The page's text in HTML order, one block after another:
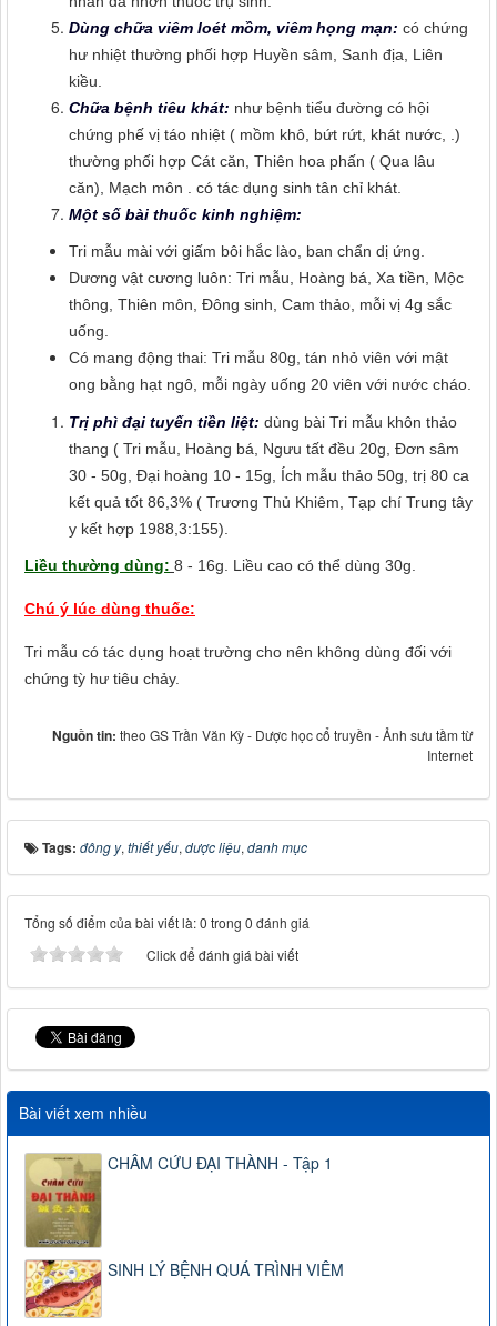
Dùng chữa viêm loét mồm, viêm họng mạn: có chứng
hư nhiệt thường phối hợp Huyền sâm, Sanh địa, Liên
kiều.
Chữa bệnh tiêu khát: như bệnh tiểu đường có hội
chứng phế vị táo nhiệt ( mồm khô, bứt rứt, khát nước, .)
thường phối hợp Cát căn, Thiên hoa phấn ( Qua lâu
căn), Mạch môn . có tác dụng sinh tân chỉ khát.
Một số bài thuốc kinh nghiệm:
Tri mẫu mài với giấm bôi hắc lào, ban chẩn dị ứng.
Dương vật cương luôn: Tri mẫu, Hoàng bá, Xa tiền, Mộc
thông, Thiên môn, Đông sinh, Cam thảo, mỗi vị 4g sắc
uống.
Có mang động thai: Tri mẫu 80g, tán nhỏ viên với mật
ong bằng hạt ngô, mỗi ngày uống 20 viên với nước cháo.
Trị phì đại tuyến tiền liệt: dùng bài Tri mẫu khôn thảo
thang ( Tri mẫu, Hoàng bá, Ngưu tất đều 20g, Đơn sâm
30 - 50g, Đại hoàng 10 - 15g, Ích mẫu thảo 50g, trị 80 ca
kết quả tốt 86,3% ( Trương Thủ Khiêm, Tạp chí Trung tây
y kết hợp 1988,3:155).
Liều thường dùng: 8 - 16g. Liều cao có thể dùng 30g.
Chú ý lúc dùng thuốc:
Tri mẫu có tác dụng hoạt trường cho nên không dùng đối với
chứng tỳ hư tiêu chảy.
Nguồn tin: theo GS Trần Văn Kỳ - Dược học cổ truyền - Ảnh sưu tầm từ
Internet
Tags: đông y, thiết yếu, dược liệu, danh mục
Tổng số điểm của bài viết là: 0 trong 0 đánh giá
Click để đánh giá bài viết
Bài viết xem nhiều
CHÂM CỨU ĐẠI THÀNH - Tập 1
SINH LÝ BỆNH QUÁ TRÌNH VIÊM